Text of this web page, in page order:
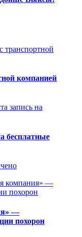
компанией
бесплатные
—
похорон